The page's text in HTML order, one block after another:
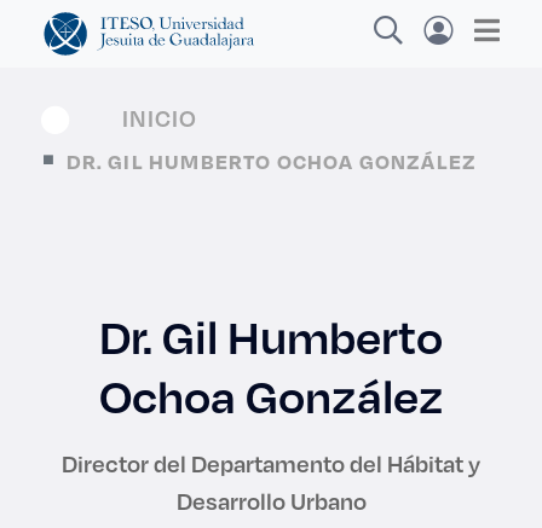
Diplomados y Cursos|
INICIO
DR. GIL HUMBERTO OCHOA GONZÁLEZ
Dr. Gil Humberto
Ochoa González
Director del Departamento del Hábitat y
Desarrollo Urbano